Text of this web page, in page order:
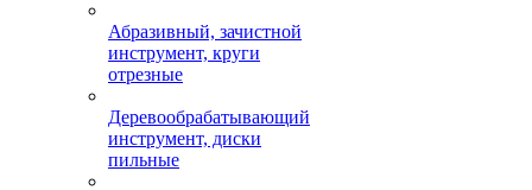
Абразивный, зачистной
инструмент, круги
отрезные
Деревообрабатывающий
инструмент, диски
пильные